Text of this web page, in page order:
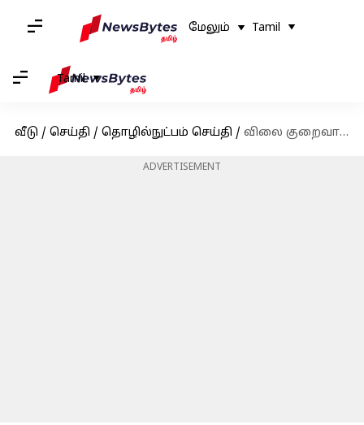
மேலும் Tamil
Tamil
வீடு / செய்தி / தொழில்நுட்பம் செய்தி / விலை குறைவான AR/VR ஹெட்செட்டை உருவாக்கி வரும் ஆப்பிள்!
ADVERTISEMENT